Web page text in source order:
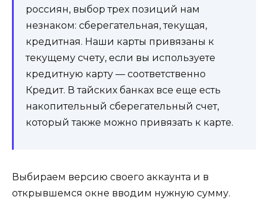
россиян, выбор трех позиций нам
незнаком: сберегательная, текущая,
кредитная. Наши карты привязаны к
текущему счету, если вы используете
кредитную карту — соответственно
Кредит. В тайских банках все еще есть
накопительный сберегательный счет,
который также можно привязать к карте.
Выбираем версию своего аккаунта и в
открывшемся окне вводим нужную сумму.